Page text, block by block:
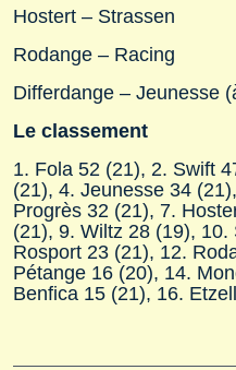
Hostert – Strassen
Rodange – Racing
Differdange – Jeunesse
Le classement
1. Fola 52 (21), 2. Swift
(21), 4. Jeunesse 34
Progrès 32 (21), 7.
(21), 9. Wiltz 28 (19), 10.
Rosport 23 (21), 12.
Pétange 16 (20), 14.
Benfica 15 (21), 16.